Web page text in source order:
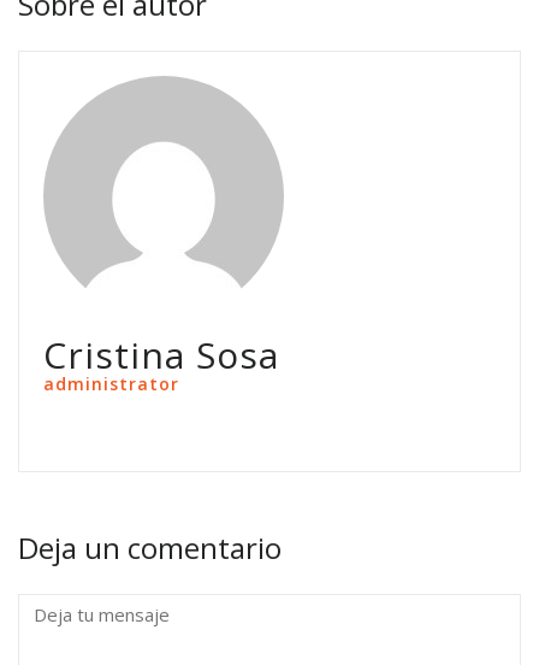
Cristina Sosa
administrator
Deja un comentario